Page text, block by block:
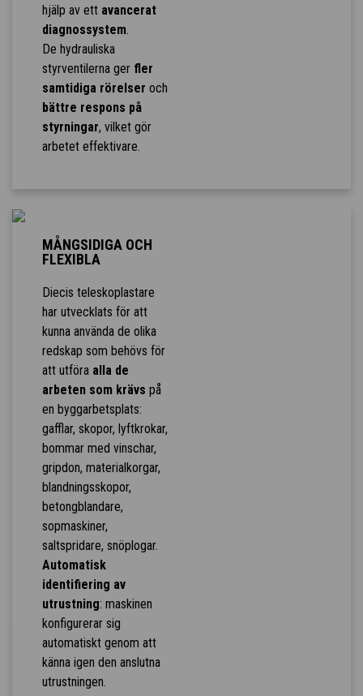
hjälp av ett avancerat
diagnossystem.
De hydrauliska
styrventilerna ger fler
samtidiga rörelser och
bättre respons på
styrningar, vilket gör
arbetet effektivare.
MÅNGSIDIGA OCH
FLEXIBLA
Diecis teleskoplastare
har utvecklats för att
kunna använda de olika
redskap som behövs för
att utföra alla de
arbeten som krävs på
en byggarbetsplats:
gafflar, skopor, lyftkrokar,
bommar med vinschar,
gripdon, materialkorgar,
blandningsskopor,
betongblandare,
sopmaskiner,
saltspridare, snöplogar.
Automatisk
identifiering av
utrustning: maskinen
konfigurerar sig
automatiskt genom att
känna igen den anslutna
utrustningen.